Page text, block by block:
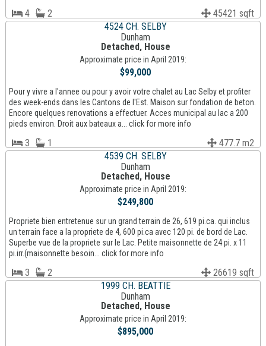
4 2
45421 sqft
4524 CH. SELBY
Dunham
Detached, House
Approximate price in April 2019:
$99,000
Pour y vivre a l'annee ou pour y avoir votre chalet au Lac Selby et profiter
des week-ends dans les Cantons de l'Est. Maison sur fondation de beton.
Encore quelques renovations a effectuer. Acces municipal au lac a 200
pieds environ. Droit aux bateaux a... click for more info
3 1
477.7 m2
4539 CH. SELBY
Dunham
Detached, House
Approximate price in April 2019:
$249,800
Propriete bien entretenue sur un grand terrain de 26, 619 pi.ca. qui inclus
un terrain face a la propriete de 4, 600 pi.ca avec 120 pi. de bord de Lac.
Superbe vue de la propriete sur le Lac. Petite maisonnette de 24 pi. x 11
pi.irr.(maisonnette besoin... click for more info
3 2
26619 sqft
1999 CH. BEATTIE
Dunham
Detached, House
Approximate price in April 2019:
$895,000